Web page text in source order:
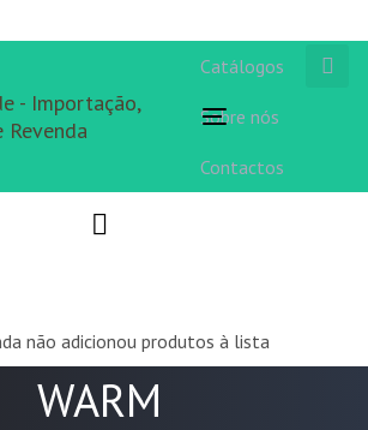
Toggle
Catálogos
Sobre nós
Contactos
não adicionou produtos à lista
WARM